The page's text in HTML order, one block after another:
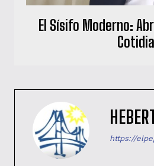
El Sísifo Moderno:
https://